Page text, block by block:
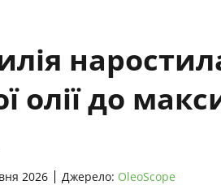
олії до
2026 Джерело: OleoScope